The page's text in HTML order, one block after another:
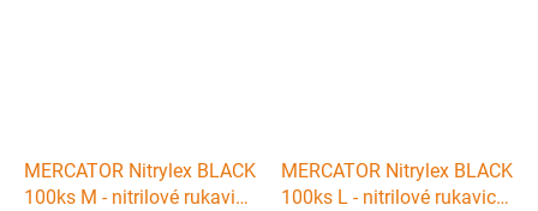
MERCATOR Nitrylex BLACK
100ks M - nitrilové rukavice
MERCATOR Nitrylex BLACK
100ks L - nitrilové rukavice